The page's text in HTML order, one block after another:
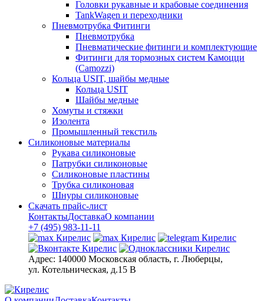
Головки рукавные и крабовые соединения
TankWagen и переходники
Пневмотрубка Фитинги
Пневмотрубка
Пневматические фитинги и комплектующие
Фитинги для тормозных систем Камоцци
(Camozzi)
Кольца USIT, шайбы медные
Кольца USIT
Шайбы медные
Хомуты и стяжки
Изолента
Промышленный текстиль
Силиконовые материалы
Рукава силиконовые
Патрубки силиконовые
Силиконовые пластины
Трубка силиконовая
Шнуры силиконовые
Скачать прайс-лист
КонтактыДоставкаО компании
+7 (495) 983-11-11
Адрес: 140000 Московская область, г. Люберцы,
ул. Котельническая, д.15 В